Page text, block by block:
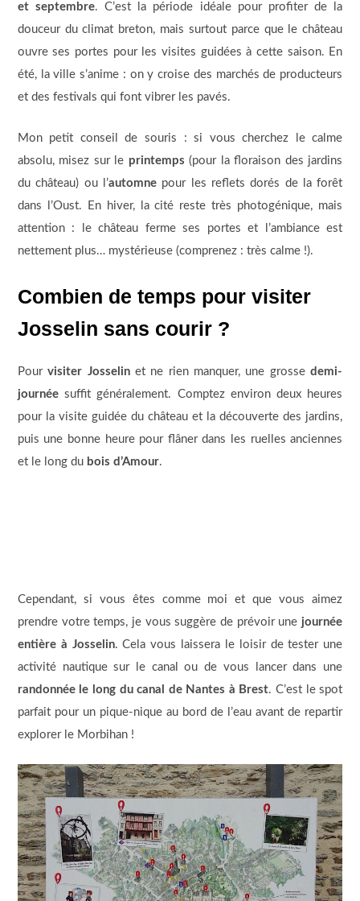
et septembre. C’est la période idéale pour profiter de la
douceur du climat breton, mais surtout parce que le château
ouvre ses portes pour les visites guidées à cette saison. En
été, la ville s’anime : on y croise des marchés de producteurs
et des festivals qui font vibrer les pavés.
Mon petit conseil de souris : si vous cherchez le calme
absolu, misez sur le printemps (pour la floraison des jardins
du château) ou l’automnepour les reflets dorés de la forêt
dans l’Oust. En hiver, la cité reste très photogénique, mais
attention : le château ferme ses portes et l’ambiance est
nettement plus… mystérieuse (comprenez : très calme !).
Combien de temps pour visiter
Josselin sans courir ?
Pourvisiter Josselinet ne rien manquer, une grossedemi-
journéesuffit généralement. Comptez environ deux heures
pour la visite guidée du château et la découverte des jardins,
puis une bonne heure pour flâner dans les ruelles anciennes
et le long du bois d’Amour.
Cependant, si vous êtes comme moi et que vous aimez
prendre votre temps, je vous suggère de prévoir unejournée
entière à Josselin. Cela vous laissera le loisir de tester une
activité nautique sur le canal ou de vous lancer dans une
randonnée le long du canal de Nantes à Brest. C’est le spot
parfait pour un pique-nique au bord de l’eau avant de repartir
explorer le Morbihan !